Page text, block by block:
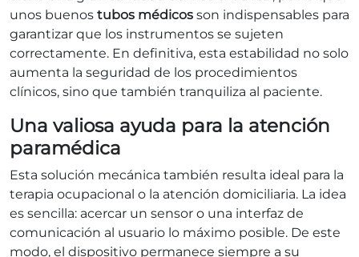
unos buenos tubos médicos son indispensables para
garantizar que los instrumentos se sujeten
correctamente. En definitiva, esta estabilidad no solo
aumenta la seguridad de los procedimientos
clínicos, sino que también tranquiliza al paciente.
Una valiosa ayuda para la atención
paramédica
Esta solución mecánica también resulta ideal para la
terapia ocupacional o la atención domiciliaria. La idea
es sencilla: acercar un sensor o una interfaz de
comunicación al usuario lo máximo posible. De este
modo, el dispositivo permanece siempre a su